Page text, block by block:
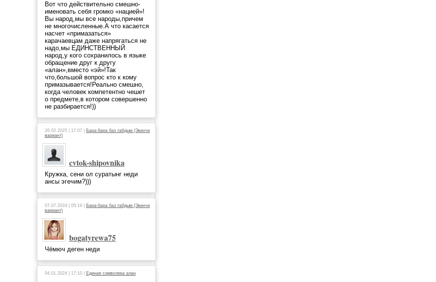
Вот что действительно смешно-
именовать себя громко «нацией»!
Вы народ,мы все народы,причем
не многочисленные.А что касается
насчет «примазаться»
карачаевцам даже напрягаться не
надо,мы ЕДИНСТВЕННЫЙ
народ,у кого сохранилось в языке
обращение друг к другу
«алан»,вместо «эй»!Так
что,большой вопрос кто к кому
примазывается!Реально смешно,
когда человек компетентно чешет
о предмете,в котором совершенно
не разбирается!))
26.02.2025 | 17:07 | Бара-бара баз табдым (Экинчи
вариант)
cvtok-shipovnika
Кружка, сени ол суратынг неди
ансы эгечим?)))
07.07.2024 | 05:19 | Бара-бара баз табдым (Экинчи
вариант)
bogatyrewa75
Чёмюч деген неди
04.01.2024 | 17:10 | Единая символика алан